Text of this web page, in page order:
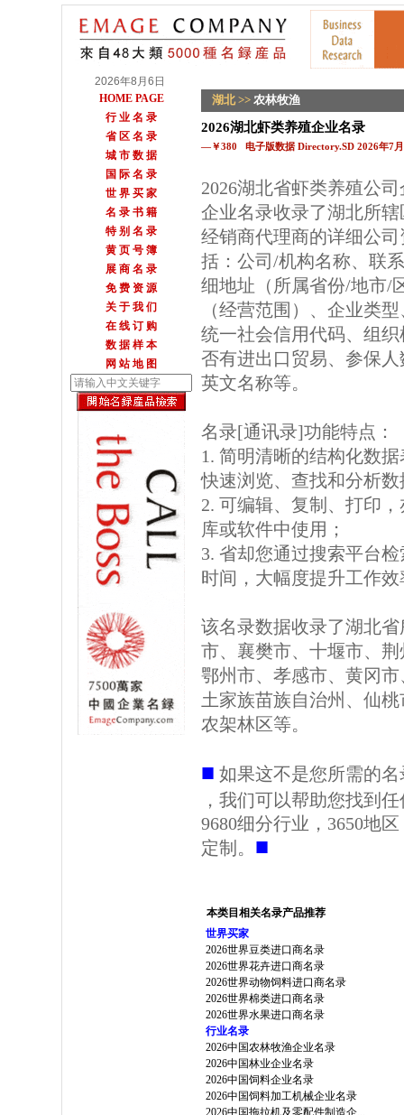
2026年8月6日
HOME PAGE
行 业 名 录
省 区 名 录
城 市 数 据
国 际 名 录
世 界 买 家
名 录 书 籍
特 别 名 录
黄 页 号 簿
展 商 名 录
免 费 资 源
关 于 我 们
在 线 订 购
数 据 样 本
网 站 地 图
湖北 >> 农林牧渔
2026湖北虾类养殖企业名录
—￥380 电子版数据 Directory.SD 2026年7
2026湖北省虾类养殖公
企业名录收录了湖北所
经销商代理商的详细公
括：公司/机构名称、联
细地址（所属省份/地市/
（经营范围）、企业类
统一社会信用代码、组
否有进出口贸易、参保
英文名称等。
名录[通讯录]功能特点：
1. 简明清晰的结构化数
快速浏览、查找和分析数
2. 可编辑、复制、打印
库或软件中使用；
3. 省却您通过搜索平台
时间，大幅度提升工作效
该名录数据收录了湖北
市、襄樊市、十堰市、
鄂州市、孝感市、黄冈
土家族苗族自治州、仙
农架林区等。
■ 如果这不是您所需的
，我们可以帮助您找到
9680细分行业，3650地
定制。 ■
本类目相关名录产品推荐
世界买家
2026世界豆类进口商名录
2026世界花卉进口商名录
2026世界动物饲料进口商名录
2026世界棉类进口商名录
2026世界水果进口商名录
行业名录
2026中国农林牧渔企业名录
2026中国林业企业名录
2026中国饲料企业名录
2026中国饲料加工机械企业名录
2026中国拖拉机及零配件制造企...